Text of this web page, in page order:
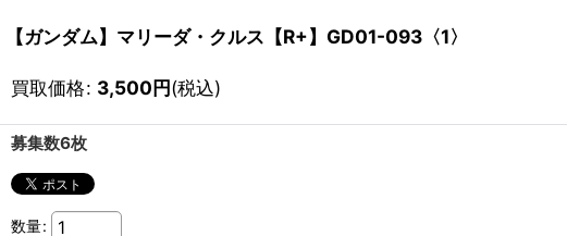
【ガンダム】マリーダ・クルス【R+】GD01-093〈1〉
買取価格: 3,500円(税込)
募集数6枚
数量: